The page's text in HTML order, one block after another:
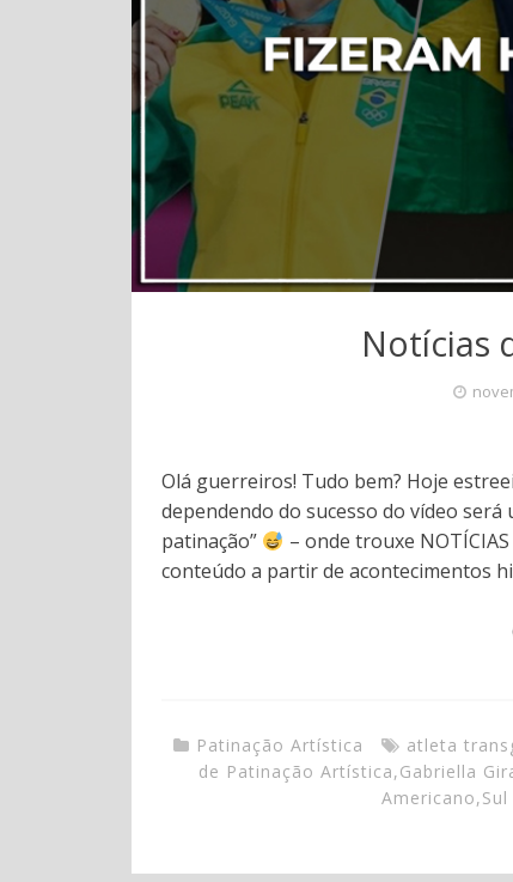
Notícias
Olá guerreiros! Tudo bem? Hoje
dependendo do sucesso do vídeo
patinação”
– onde trouxe
conteúdo a partir de acontecimentos
Patinação Artística atleta
de Patinação Artística,Gabriella
Americano,